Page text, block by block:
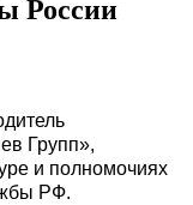
России
Групп»,
и полномочиях
РФ.